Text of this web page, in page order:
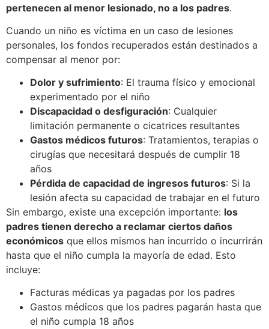
pertenecen al menor lesionado, no a los padres.
Cuando un niño es víctima en un caso de lesiones
personales, los fondos recuperados están destinados a
compensar al menor por:
Dolor y sufrimiento: El trauma físico y emocional
experimentado por el niño
Discapacidad o desfiguración: Cualquier
limitación permanente o cicatrices resultantes
Gastos médicos futuros: Tratamientos, terapias o
cirugías que necesitará después de cumplir 18
años
Pérdida de capacidad de ingresos futuros: Si la
lesión afecta su capacidad de trabajar en el futuro
Sin embargo, existe una excepción importante: los
padres tienen derecho a reclamar ciertos daños
económicos que ellos mismos han incurrido o incurrirán
hasta que el niño cumpla la mayoría de edad. Esto
incluye:
Facturas médicas ya pagadas por los padres
Gastos médicos que los padres pagarán hasta que
el niño cumpla 18 años